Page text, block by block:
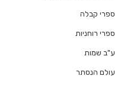
ספרי קבלה
ספרי רוחניות
ע"ב שמות
עולם הנסתר